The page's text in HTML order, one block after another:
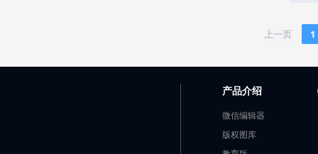
上一页 1
产品介绍
微信编辑器
版权图库